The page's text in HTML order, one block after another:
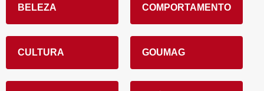
BELEZA COMPORTAMENTO
CULTURA GOUMAG